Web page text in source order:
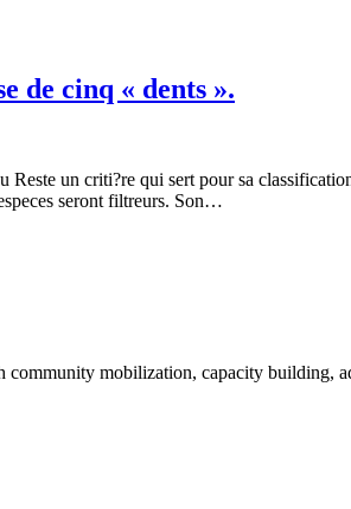
de cinq « dents ».
un criti?re qui sert pour sa
seront filtreurs. Son…
mobilization, capacity building,